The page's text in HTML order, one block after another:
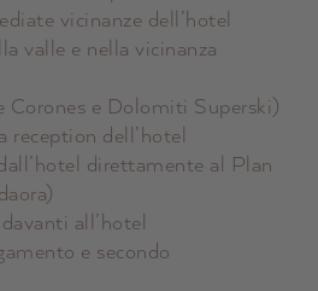
vicinanze dell’hotel
valle e nella vicinanza
Corones e Dolomiti Superski)
reception dell’hotel
direttamente al Plan
all’hotel
e secondo